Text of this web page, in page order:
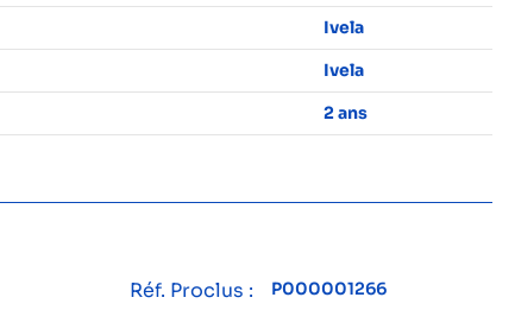
Ivela
Ivela
2 ans
Réf. Proclus :
P000001266